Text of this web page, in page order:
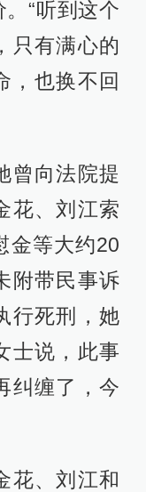
“听到这个
只有满心的
也换不回
曾向法院提
花、刘江索
金等大约20
附带民事诉
行死刑，她
士说，此事
纠缠了，今
花、刘江和